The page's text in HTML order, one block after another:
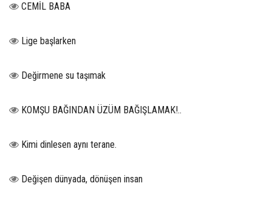
CEMİL BABA
Lige başlarken
Değirmene su taşımak
KOMŞU BAĞINDAN ÜZÜM BAĞIŞLAMAK!..
Kimi dinlesen aynı terane.
Değişen dünyada, dönüşen insan